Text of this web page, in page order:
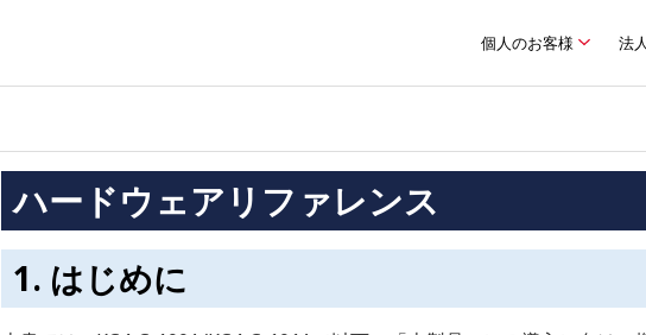
個人のお客様 法
ハードウェアリファレンス
はじめに